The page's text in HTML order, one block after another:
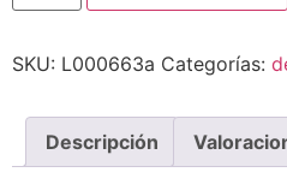
SKU: L000663a Categorías:
Descripción